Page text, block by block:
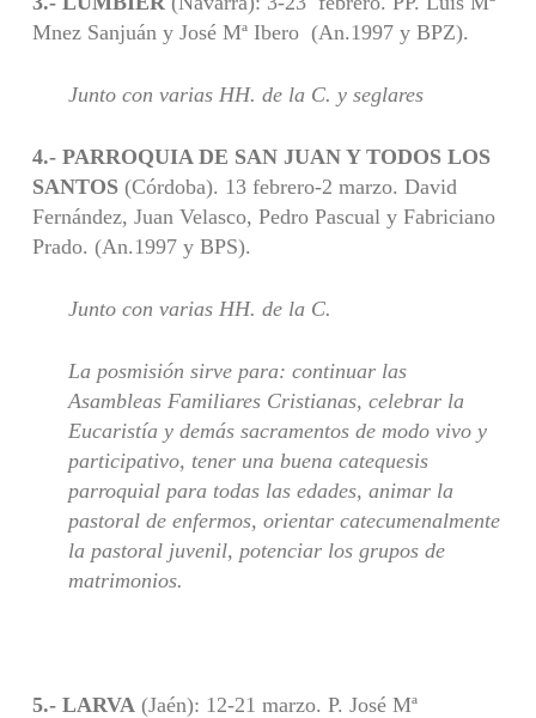
Mnez Sanjuán y José Mª Ibero (An.1997 y BPZ).
Junto con varias HH. de la C. y seglares
4.- PARROQUIA DE SAN JUAN Y TODOS LOS
SANTOS(Córdoba). 13 febrero-2 marzo. David
Fernández, Juan Velasco, Pedro Pascual y Fabriciano
Prado. (An.1997 y BPS).
Junto con varias HH. de la C.
La posmisión sirve para: continuar las
Asambleas Familiares Cristianas, celebrar la
Eucaristía y demás sacramentos de modo vivo y
participativo, tener una buena catequesis
parroquial para todas las edades, animar la
pastoral de enfermos, orientar catecumenalmente
la pastoral juvenil, potenciar los grupos de
matrimonios.
5.- LARVA (Jaén): 12-21 marzo. P. José Mª